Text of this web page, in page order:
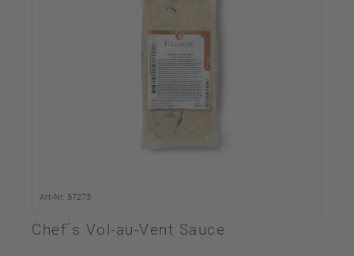
Art-Nr. 57273
Chef´s Vol-au-Vent Sauce